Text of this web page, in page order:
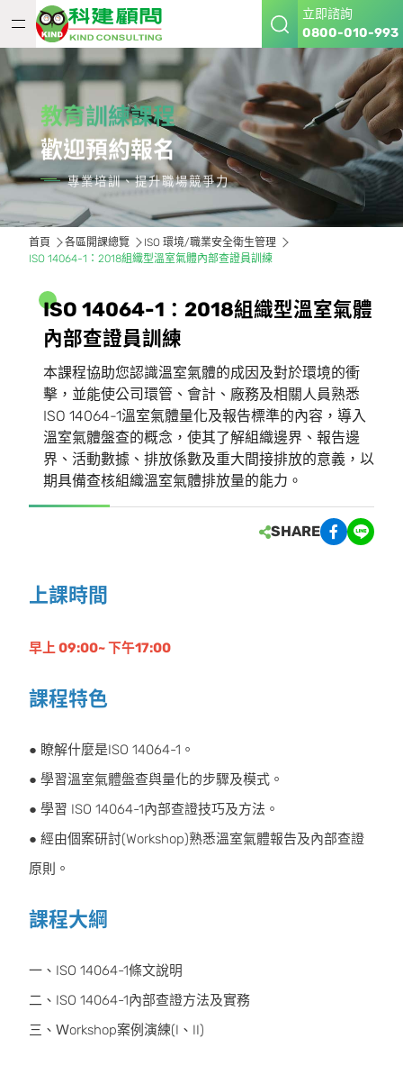
立即諮詢
0800-010-993
教育訓練課程
歡迎預約報名
專業培訓、提升職場競爭力
首頁 各區開課總覽
ISO 環境/職業安全衛生管理
ISO 14064-1：2018組織型溫室氣體內部查證員訓練
ISO 14064-1 ： 2018組 織型溫室氣體
內部查證員訓 練
本課程協助您認識溫室氣體的成因及對於環境的衝
擊，並能使公司環管、會計、廠務及相關人員熟悉
ISO 14064-1溫室氣體量化及報告標準的內容，導入
溫室氣體盤查的概念，使其了解組織邊界、報告邊
界、活動數據、排放係數及重大間接排放的意義，以
期具備查核組織溫室氣體排放量的能力。
SHARE
上課時間
早上 09:00~ 下午17:00
課程特色
● 瞭解什麼是ISO 14064-1。
● 學習溫室氣體盤查與量化的步驟及模式。
● 學習 ISO 14064-1內部查證技巧及方法。
● 經由個案研討(Workshop)熟悉溫室氣體報告及內部查證
原則。
課程大綱
一、ISO 14064-1條文說明
二、ISO 14064-1內部查證方法及實務
三、Ｗorkshop案例演練(I、II)